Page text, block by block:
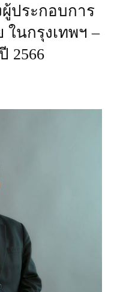
ประกอบการ
นกรุงเทพฯ –
2566